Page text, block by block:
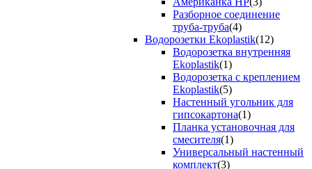
Разборное соединение
труба-труба(4)
Водорозетки Ekoplastik(12)
Водорозетка внутренняя
Ekoplastik(1)
Водорозетка с креплением
Ekoplastik(5)
Настенный угольник для
гипсокартона(1)
Планка установочная для
смесителя(1)
Универсальный настенный
комплект(3)